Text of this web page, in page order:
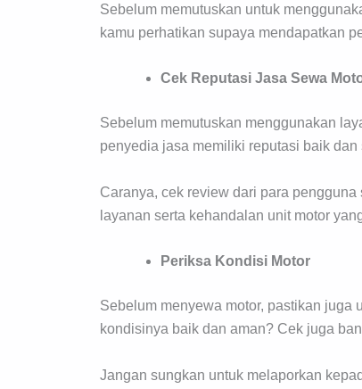
Sebelum memutuskan untuk
kamu perhatikan supaya mendapatkan
Cek Reputasi Jasa Sewa
Sebelum memutuskan menggunakan
penyedia jasa memiliki reputasi baik dan
Caranya, cek review dari para
layanan serta kehandalan unit motor
Periksa Kondisi Motor
Sebelum menyewa motor, pastikan juga
kondisinya baik dan aman? Cek juga
Jangan sungkan untuk melaporkan